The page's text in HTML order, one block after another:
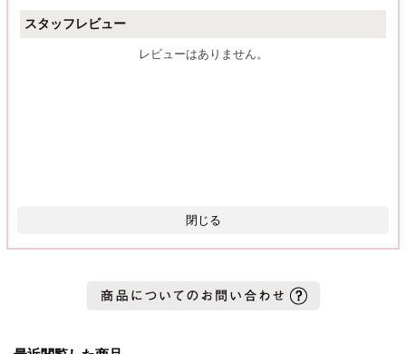
スタッフレビュー
レビューはありません。
閉じる